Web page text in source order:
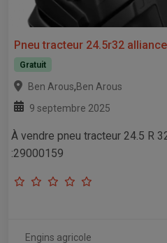
Pneu tracteur 24.5r32 alliance
Gratuit
Ben Arous,Ben Arous
9 septembre 2025
À vendre pneu tracteur 24.5 R
:29000159
Engins agricole